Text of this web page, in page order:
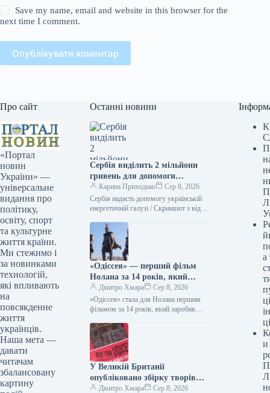
Save my name, email and website in this browser for the
next time I comment.
Опублікувати коментар
Про сайт
«Портал
новин
України» —
універсальне
видання про
політику,
освіту, спорт
та культурне
життя країни.
Ми стежимо і
за новинками
технологій,
які впливають
на
повсякденне
життя
українців.
Наша мета —
давати
читачам
збалансовану
картину
Останні новини
Сербія виділить 2 мільйони
гривень для допомоги
українській енергетичній
галузі, – Зеленський
Карина Приходько
Сер 8, 2026
Сербія надасть допомогу українській
енергетичній галузі / Скриншот з відео
українській енергетиці, виділивши для
цього два…
«Одіссея» — перший фільм
Нолана за 14 років, який
подолав позначку у 1 мільярд
доларів.
Дмитро Хмара
Сер 8, 2026
«Одіссея» стала для Нолана першим
фільмом за 14 років, який заробив
Укрінформ Стрічка Крістофера
Нолана…
У Великій Британії
опубліковано збірку творів
дванадцяти українських
Дмитро Хмара Сер 8, 2026
Л
а
ці
и